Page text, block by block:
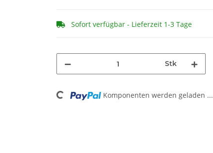
Sofort verfügbar - Lieferzeit 1-3 Tage
Stk
Loading... Komponenten werden geladen ...